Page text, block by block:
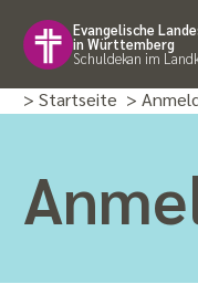
Evangelische
in Württemberg
Schuldekan im
> Startseite >